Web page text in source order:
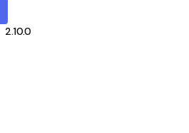
2.10.0